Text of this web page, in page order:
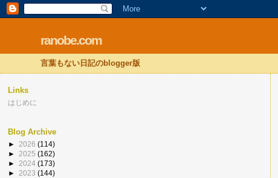
ranobe.com
言葉もない日記のblogger版
Links
はじめに
Blog Archive
► 2026 (114)
► 2025 (162)
► 2024 (173)
► 2023 (144)